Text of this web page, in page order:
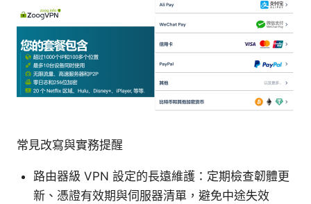
常見改寫與實務提醒
路由器級 VPN 設定的長遠維護：定期檢查韌體更
新、憑證有效期與伺服器清單，避免中途失效